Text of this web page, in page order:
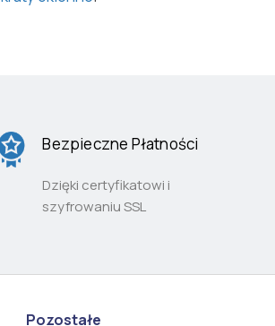
Bezpieczne Płatności
Dzięki certyfikatowi i
szyfrowaniu SSL
Pozostałe